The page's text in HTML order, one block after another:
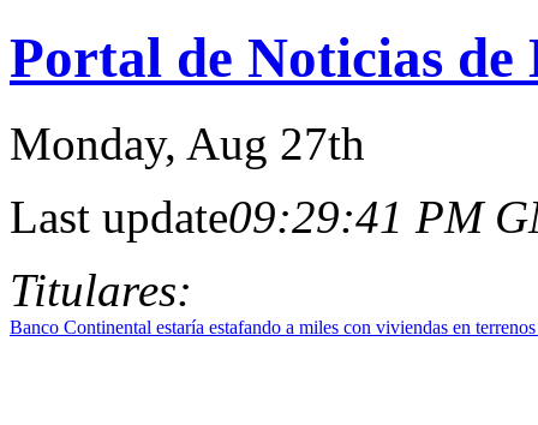
Portal de Noticias
Monday, Aug 27th
Last update09:29:41 PM
Titulares:
Banco Continental estaría estafando a miles con viviendas en